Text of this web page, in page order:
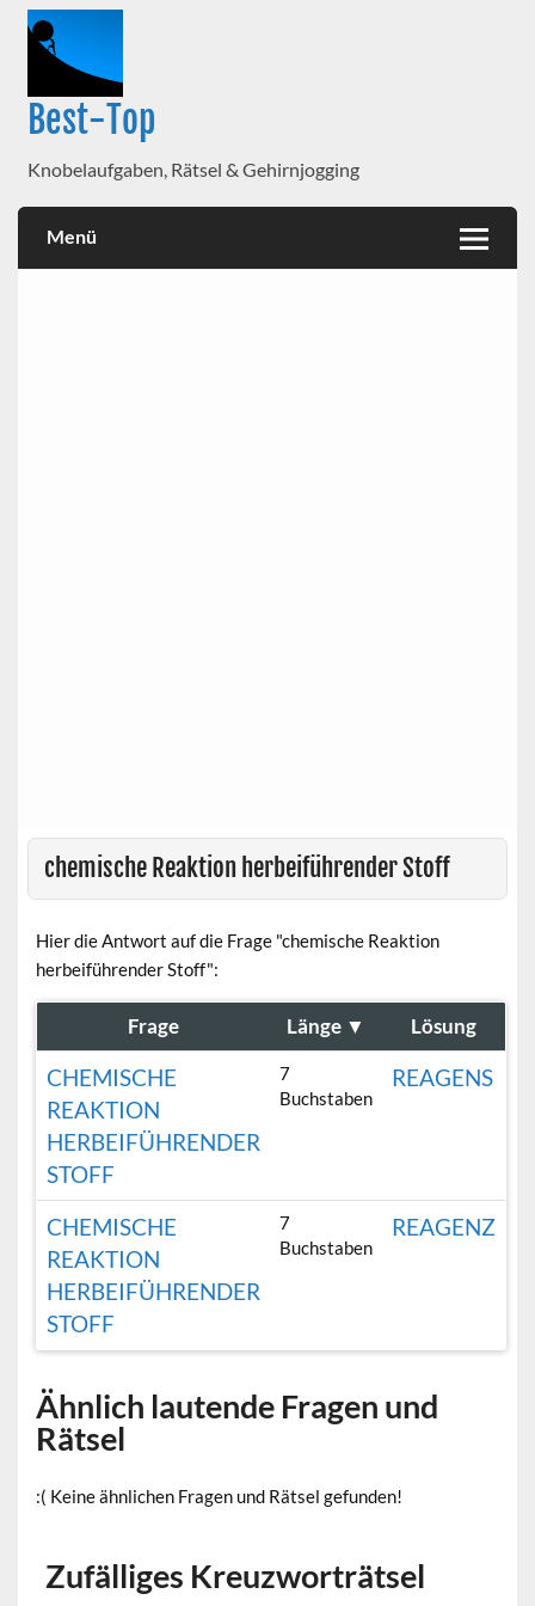
Best-Top
Knobelaufgaben, Rätsel & Gehirnjogging
Menü
chemische Reaktion herbeiführender Stoff
Hier die Antwort auf die Frage "chemische Reaktion
herbeiführender Stoff":
Frage Länge ▼ Lösung
CHEMISCHE
REAKTION
HERBEIFÜHRENDER
STOFF
7
Buchstaben
REAGENS
CHEMISCHE
REAKTION
HERBEIFÜHRENDER
STOFF
7
Buchstaben
REAGENZ
Ähnlich lautende Fragen und
Rätsel
:( Keine ähnlichen Fragen und Rätsel gefunden!
Zufälliges Kreuzworträtsel